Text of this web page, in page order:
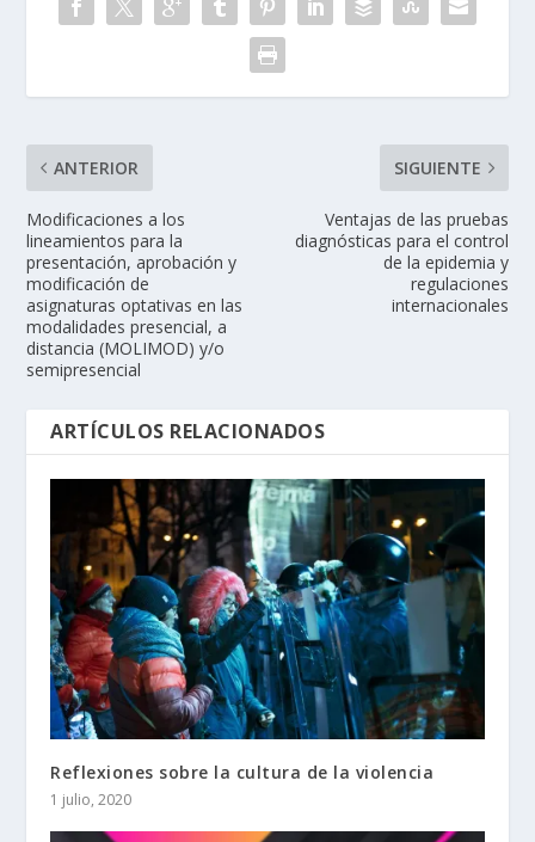
ANTERIOR
Modificaciones a los
lineamientos para la
presentación, aprobación y
modificación de
asignaturas optativas en las
modalidades presencial, a
distancia (MOLIMOD) y/o
semipresencial
SIGUIENTE
Ventajas de las pruebas
diagnósticas para el control
de la epidemia y
regulaciones
internacionales
ARTÍCULOS RELACIONADOS
Reflexiones sobre la cultura de la violencia
1 julio, 2020